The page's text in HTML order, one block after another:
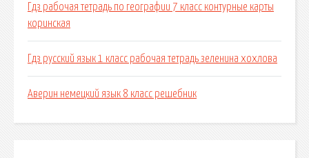
Гдз рабочая тетрадь по географии 7 класс контурные карты
коринская
Гдз русский язык 1 класс рабочая тетрадь зеленина хохлова
Аверин немецкий язык 8 класс решебник